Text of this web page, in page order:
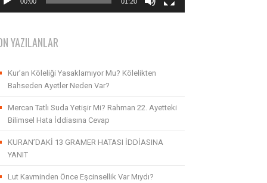
YAZILANLAR
Kur’an Köleliği Yasaklamıyor Mu? Kölelikten
Bahseden Ayetler Neden Var?
Mercan Tatlı Suda Yetişir Mi? Rahman 22. Ayetteki
Bilimsel Hata İddiasına Cevap
KURAN’DAKİ 13 GRAMER HATASI İDDİASINA
YANIT
Lut Kavminden Önce Eşcinsellik Var Mıydı?